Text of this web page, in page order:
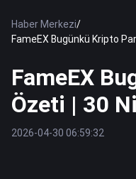
Haber Merkezi/
FameEX Bugünkü Kripto
FameEX
Özeti | 30
2026-04-30 06:59:32